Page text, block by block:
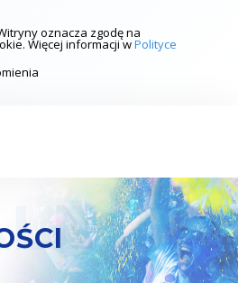
oznacza zgodę na
Więcej informacji wPolityce